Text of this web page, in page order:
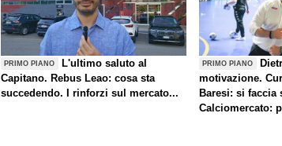
PRIMO PIANO
L'ultimo saluto al
Capitano. Rebus Leao: cosa sta
succedendo. I rinforzi sul mercato...
PRIMO PIANO
motivazione.
Baresi: si faccia
Calciomercato: